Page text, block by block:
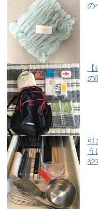
の
の
引
う
や